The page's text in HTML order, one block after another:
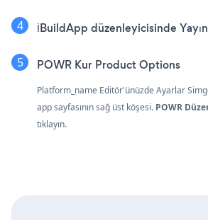
İBuildApp düzenleyicisinde
POWR Kur Product Options
Platform_name Editör'ünüzde Ayarlar
app sayfasının sağ üst köşesi. POWR
tıklayın.